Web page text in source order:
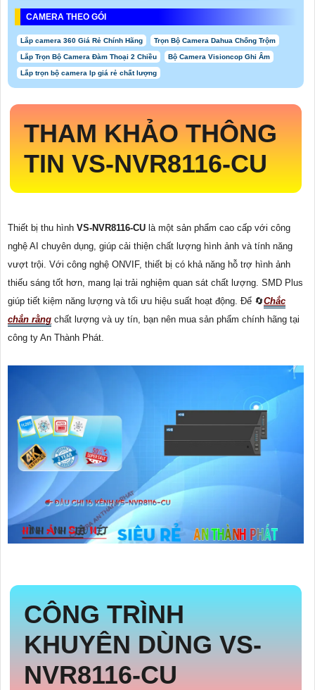
CAMERA THEO GÓI
Lắp camera 360 Giá Rẻ Chính Hãng Trọn Bộ Camera Dahua Chống Trộm
Lắp Trọn Bộ Camera Đàm Thoại 2 Chiều Bộ Camera Visioncop Ghi Âm
Lắp trọn bộ camera Ip giá rẻ chất lượng
THAM KHẢO THÔNG
TIN VS-NVR8116-CU
Thiết bị thu hình VS-NVR8116-CU là một sản phẩm cao cấp với công
nghệ AI chuyên dụng, giúp cải thiện chất lượng hình ảnh và tính năng
vượt trội. Với công nghệ ONVIF, thiết bị có khả năng hỗ trợ hình ảnh
thiếu sáng tốt hơn, mang lại trải nghiệm quan sát chất lượng. SMD Plus
giúp tiết kiệm năng lượng và tối ưu hiệu suất hoạt động. Để 🔄Chắc
chắn rằng chất lượng và uy tín, bạn nên mua sản phẩm chính hãng tại
công ty An Thành Phát.
CÔNG TRÌNH
KHUYÊN DÙNGVS-
NVR8116-CU